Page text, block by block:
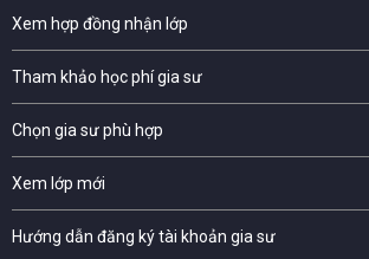
Xem hợp đồng nhận lớp
Tham khảo học phí gia sư
Chọn gia sư phù hợp
Xem lớp mới
Hướng dẫn đăng ký tài khoản gia sư